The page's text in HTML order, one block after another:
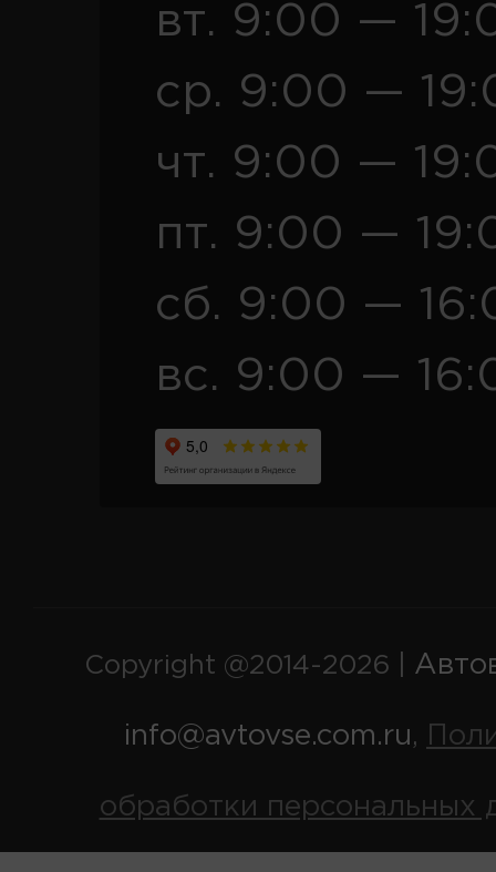
вт. 9:00 —
ср. 9:00 —
чт. 9:00 —
пт. 9:00 —
сб. 9:00 —
вс. 9:00 —
Copyright @2014-2026 |
info@avtovse.com.ru,
обработки персональных